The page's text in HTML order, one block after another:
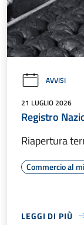
AVVISI
21 LUGLIO 2026
Registro
Riapertura
Commercio al
LEGGI DI PIÙ